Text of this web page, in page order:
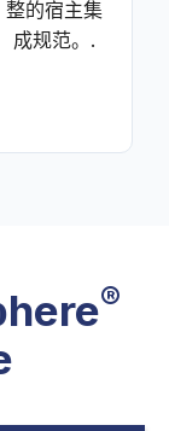
整的宿主集
成规范。.
®